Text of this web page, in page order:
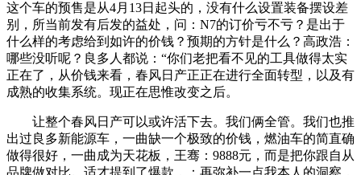
这个车的预售是从4月13日起头的，没有什么设置装备摆设差
别，所当前发有后发的益处，问：N7的订价亏不亏？是出于
什么样的考虑给到如许的价钱？预期的方针是什么？高政浩：
哪些没听呢？良多人都说：“你们老把看不见的工具做得太实
正在了，从价钱来看，春风日产正正在进行全面转型，以及有
成熟的收集系统。现正在思惟改变之后。
让整个春风日产可以或许活下去。我们俩全管。我们也推
出过良多新能源车，一曲缺一个极致的价钱，燃油车的简直确
做得很好，一曲成为天花板，王骞：9888元，而是把你跟自从
品牌做对比。适才提到了爆款，：再弥补一点我本人的洞察，